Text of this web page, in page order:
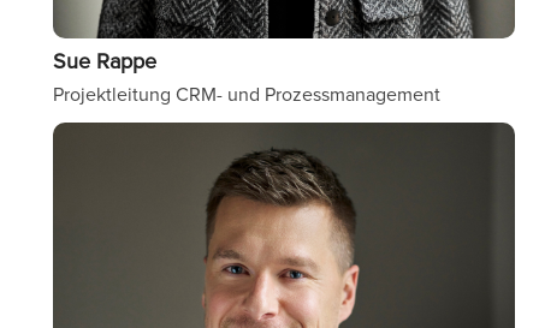
Sue Rappe
Projektleitung CRM- und Prozessmanagement
Image